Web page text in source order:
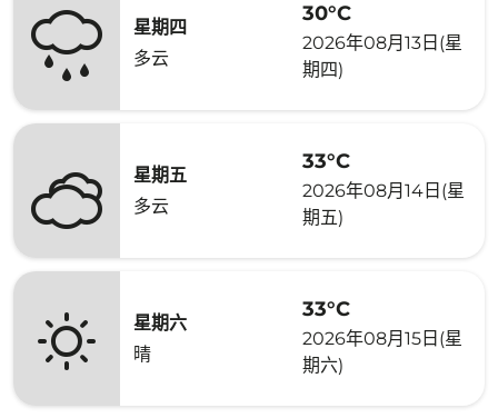
星期四
多云
30°C
2026年08月13日(星
期四)
星期五
多云
33°C
2026年08月14日(星
期五)
星期六
晴
33°C
2026年08月15日(星
期六)